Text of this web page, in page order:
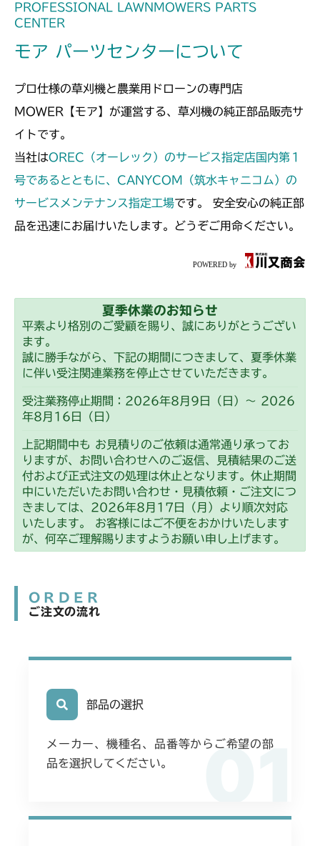
ミッション FIG1 ケーシング
CM220
CM221
ミッション FIG1 ケーシング
CM212K
ミッション FIG1 ケース
CM226
ミッション FIG1 ケース
CM2201RC
ミッション FIG1 ケース
CM2201YC
ミッション FIG1 ケース
CM2203RC
ミッション FIG1 ケース
CM2203YC/YCV/YCV1
ミッション FIG1 ケース
CM2205HC/HCS
ミッション FIG3 ケース
CM2403HC/HCS
ミッション FIG1 ケース
CM2503
フロントデフ FIG4 ナックル
ミッション FIG1 ケース
CMX186
ミッション FIG1 ケース
フロントデフ FIG4 ナックル
CMX224
PROFESSIONAL LAWNMOWERS PARTS
CENTER
モア パーツセンターについて
プロ仕様の草刈機と農業用ドローンの専門店
MOWER【モア】が運営する、草刈機の純正部品販売サ
イトです。
当社はOREC（オーレック）のサービス指定店国内第１
号であるとともに、CANYCOM（筑水キャニコム）の
サービスメンテナンス指定工場です。 安全安心の純正部
品を迅速にお届けいたします。どうぞご用命ください。
夏季休業のお知らせ
平素より格別のご愛顧を賜り、誠にありがとうござい
ます。
誠に勝手ながら、下記の期間につきまして、夏季休業
に伴い受注関連業務を停止させていただきます。
受注業務停止期間：2026年8月9日（日）～ 2026
年8月16日（日）
上記期間中も お見積りのご依頼は通常通り承ってお
りますが、お問い合わせへのご返信、見積結果のご送
付および正式注文の処理は休止となります。休止期間
中にいただいたお問い合わせ・見積依頼・ご注文につ
きましては、2026年8月17日（月）より順次対応
いたします。 お客様にはご不便をおかけいたします
が、何卒ご理解賜りますようお願い申し上げます。
ORDER
ご注文の流れ
01
部品の選択
メーカー、機種名、品番等からご希望の部
品を選択してください。